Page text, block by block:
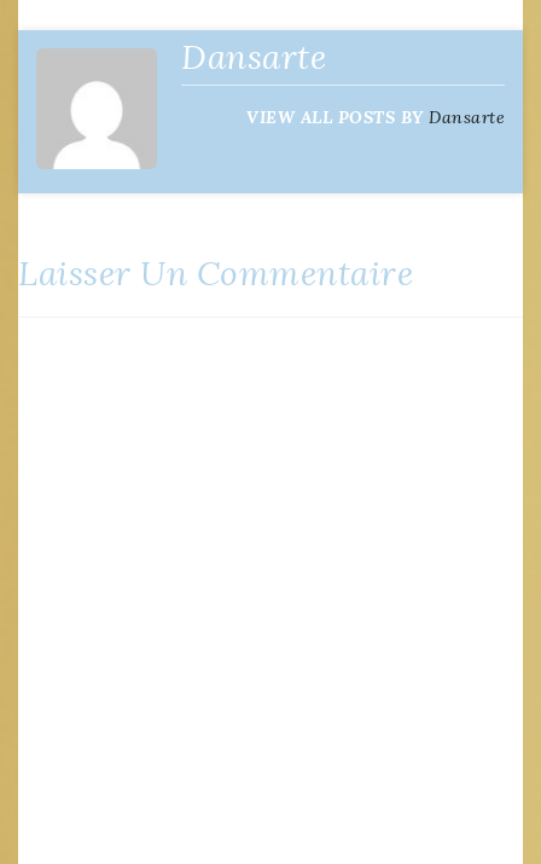
de
l’article
Dansarte
VIEW ALL POSTS BY Dansarte
Laisser Un Commentaire